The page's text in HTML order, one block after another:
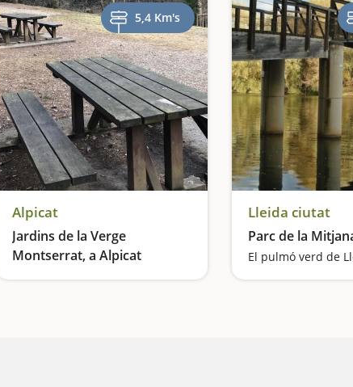
5,4 Km's
Alpicat
Jardins de la Verge
Montserrat, a Alpicat
Gran àrea de pícnic amb parc infantil
Lleida ciutat
Parc de la
El pulmó verd de